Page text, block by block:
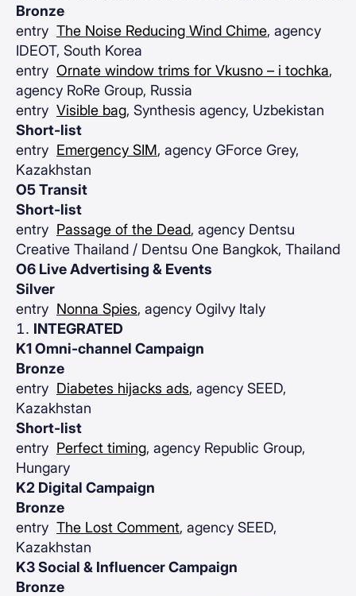
Bronze
entry The Noise Reducing Wind Chime, agency
IDEOT, South Korea
entry Ornate window trims for Vkusno – i tochka,
agency RoRe Group, Russia
entry Visible bag, Synthesis agency, Uzbekistan
Short-list
entry Emergency SIM, agency GForce Grey,
Kazakhstan
O5 Transit
Short-list
entry Passage of the Dead, agency Dentsu
Creative Thailand / Dentsu One Bangkok, Thailand
O6 Live Advertising & Events
Silver
entry Nonna Spies, agency Ogilvy Italy
INTEGRATED
K1 Omni-channel Campaign
Bronze
entry Diabetes hijacks ads, agency SEED,
Kazakhstan
Short-list
entry Perfect timing, agency Republic Group,
Hungary
K2 Digital Campaign
Bronze
entry The Lost Сomment, agency SEED,
Kazakhstan
K3 Social & Influencer Campaign
Bronze